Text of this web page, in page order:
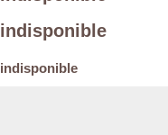
indisponible
indisponible